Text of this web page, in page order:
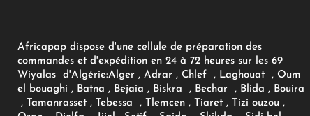
Africapap dispose d'une cellule de préparation des
commandes et d'expédition en 24 à 72 heures sur les 69
Wiyalas d'Algérie:Alger , Adrar, Chlef , Laghouat , Oum
el bouaghi , Batna , Bejaia , Biskra , Bechar , Blida , Bouira
, Tamanrasset , Tebessa , Tlemcen , Tiaret , Tizi ouzou ,